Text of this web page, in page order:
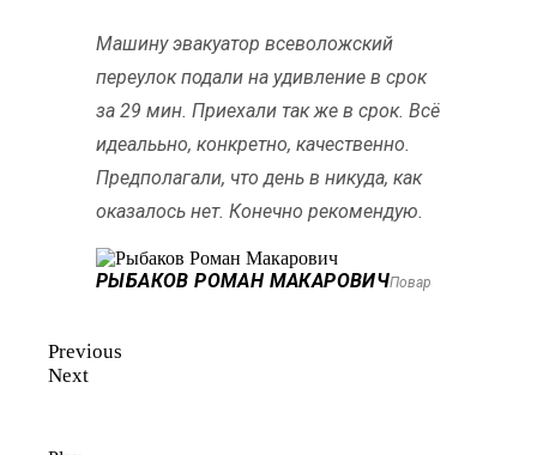
Машину эвакуатор всеволожский
переулок подали на удивление в срок
за 29 мин. Приехали так же в срок. Всё
идеалььно, конкретно, качественно.
Предполагали, что день в никуда, как
оказалось нет. Конечно рекомендую.
РЫБАКОВ РОМАН МАКАРОВИЧПовар
Previous
Next